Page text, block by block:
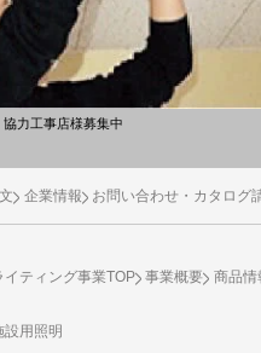
協力工事店様募集中
企業情報 お問い合わせ・カタログ
イティング事業TOP 事業概要 商品情
設用照明